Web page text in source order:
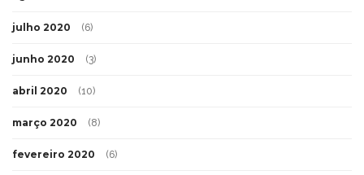
julho 2020 (6)
junho 2020 (3)
abril 2020 (10)
março 2020 (8)
fevereiro 2020 (6)